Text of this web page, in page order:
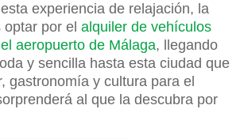
experiencia de relajación, la
por el alquiler de vehículos
aeropuerto de Málaga, llegando
y sencilla hasta esta ciudad que
gastronomía y cultura para el
al que la descubra por